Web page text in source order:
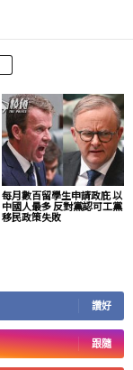
每月數百留學生申請政庇 以
中國人最多 反對黨認可工黨
移民政策失敗
讚好
跟隨